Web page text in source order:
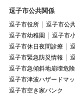
逗子市公共関係
逗子市役所 逗子市公
逗子市幼稚園
逗子市
逗子市休日夜間診療
逗子市緊急防災情報
逗子市急傾斜地崩壊危
逗子市津波ハザードマ
逗子市空き家バンク